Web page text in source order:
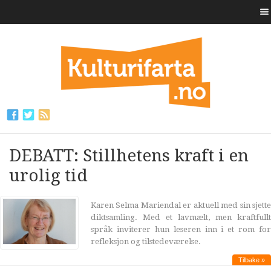
DEBATT: Stillhetens kraft i en
urolig tid
Karen Selma Mariendal er aktuell med sin sjette
diktsamling. Med et lavmælt, men kraftfullt
språk inviterer hun leseren inn i et rom for
refleksjon og tilstedeværelse.
Tilbake »